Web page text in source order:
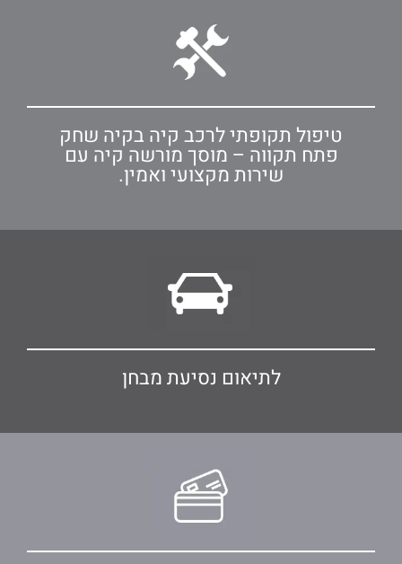
טיפול תקופתי לרכב קיה בקיה שחק
פתח תקווה – מוסך מורשה קיה עם
שירות מקצועי ואמין.
לתיאום נסיעת מבחן